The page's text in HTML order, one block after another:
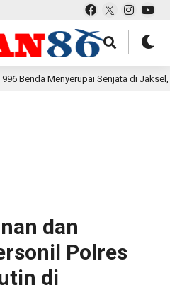
Senjata di Jaksel, Polda
dan
Polres
di